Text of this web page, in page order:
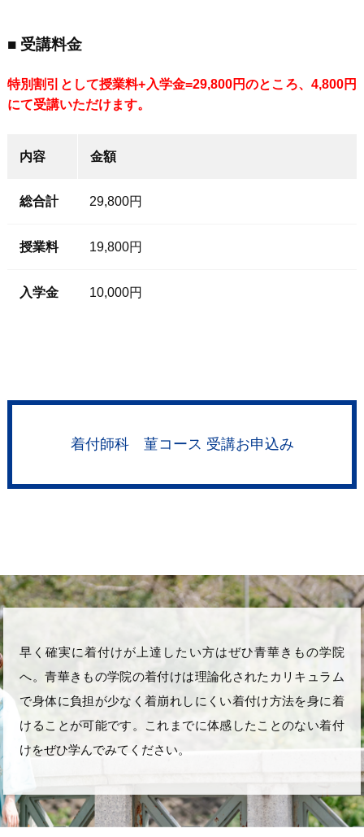
■ 受講料金
特別割引として授業料+入学金=29,800円のところ、4,800円
にて受講いただけます。
内容 金額
総合計 29,800円
授業料 19,800円
入学金 10,000円
着付師科 菫コース 受講お申込み
早く確実に着付けが上達したい方はぜひ青華きもの学院
へ。青華きもの学院の着付けは理論化されたカリキュラム
で身体に負担が少なく着崩れしにくい着付け方法を身に着
けることが可能です。これまでに体感したことのない着付
けをぜひ学んでみてください。